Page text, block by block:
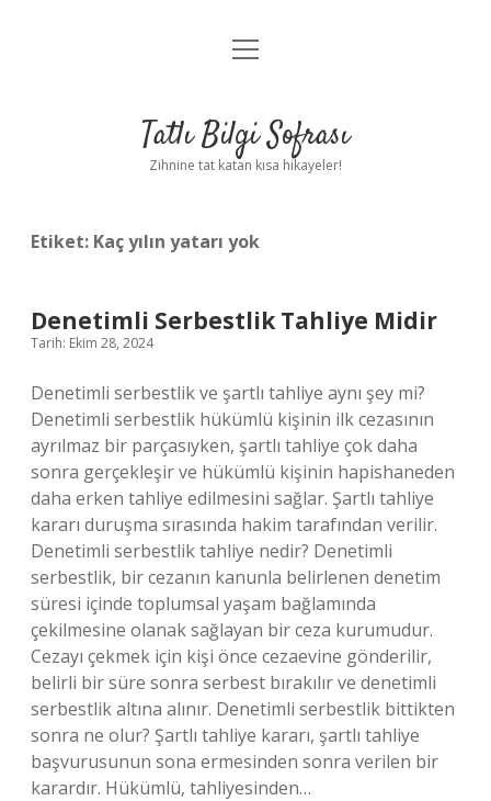
Anasayfa
Yasal Uyarı
menüyü
Tatlı Bilgi Sofrası
Zihnine tat katan kısa hikayeler!
Etiket: Kaç yılın yatarı yok
Denetimli Serbestlik Tahliye Midir
Tarih: Ekim 28, 2024
Denetimli serbestlik ve şartlı tahliye aynı şey mi?
Denetimli serbestlik hükümlü kişinin ilk cezasının
ayrılmaz bir parçasıyken, şartlı tahliye çok daha
sonra gerçekleşir ve hükümlü kişinin hapishaneden
daha erken tahliye edilmesini sağlar. Şartlı tahliye
kararı duruşma sırasında hakim tarafından verilir.
Denetimli serbestlik tahliye nedir? Denetimli
serbestlik, bir cezanın kanunla belirlenen denetim
süresi içinde toplumsal yaşam bağlamında
çekilmesine olanak sağlayan bir ceza kurumudur.
Cezayı çekmek için kişi önce cezaevine gönderilir,
belirli bir süre sonra serbest bırakılır ve denetimli
serbestlik altına alınır. Denetimli serbestlik bittikten
sonra ne olur? Şartlı tahliye kararı, şartlı tahliye
başvurusunun sona ermesinden sonra verilen bir
karardır. Hükümlü, tahliyesinden…